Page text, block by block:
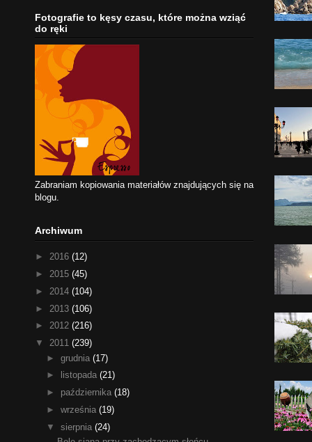
Fotografie to kęsy czasu, które można wziąć
do ręki
Zabraniam kopiowania materiałów znajdujących się na
blogu.
Archiwum
► 2016 (12)
► 2015 (45)
► 2014 (104)
► 2013 (106)
► 2012 (216)
▼ 2011 (239)
► grudnia (17)
►
listopada (21)
► października (18)
► września (19)
▼ sierpnia (24)